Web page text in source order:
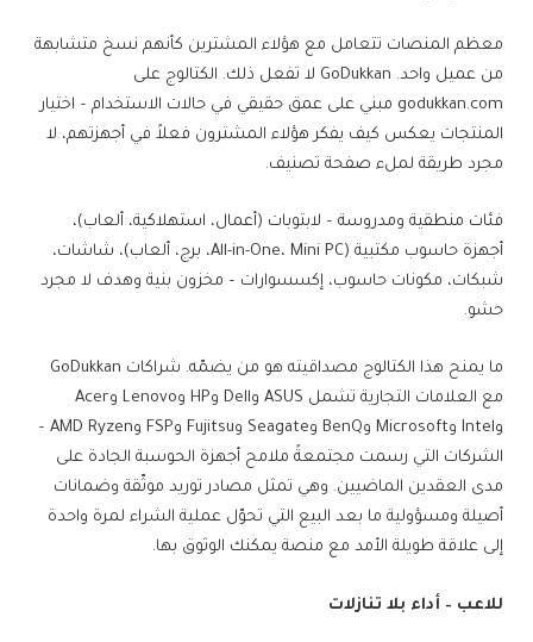
معظم المنصات تتعامل مع هؤلاء المشترين كأنهم نسخ متشابهة
من عميل واحد. GoDukkan لا تفعل ذلك. الكتالوج على
godukkan.com مبني على عمق حقيقي في حالات الاستخدام – اختيار
المنتجات يعكس كيف يفكر هؤلاء المشترون فعلاً في أجهزتهم، لا
مجرد طريقة لملء صفحة تصنيف.
فئات منطقية ومدروسة – لابتوبات (أعمال، استهلاكية، ألعاب)،
أجهزة حاسوب مكتبية (All-in-One، Mini PC، برج، ألعاب)، شاشات،
شبكات، مكونات حاسوب، إكسسوارات – مخزون بنية وهدف لا مجرد
حشو.
ما يمنح هذا الكتالوج مصداقيته هو من يضمّه. شراكات GoDukkan
مع العلامات التجارية تشمل ASUS وDell وHP وLenovo وAcer
وIntel وMicrosoft وBenQ وSeagate وFujitsu وFSP وAMD Ryzen –
الشركات التي رسمت مجتمعةً ملامح أجهزة الحوسبة الجادة على
مدى العقدين الماضيين. وهي تمثل مصادر توريد موثّقة وضمانات
أصيلة ومسؤولية ما بعد البيع التي تحوّل عملية الشراء لمرة واحدة
إلى علاقة طويلة الأمد مع منصة يمكنك الوثوق بها.
للاعب – أداء بلا تنازلات